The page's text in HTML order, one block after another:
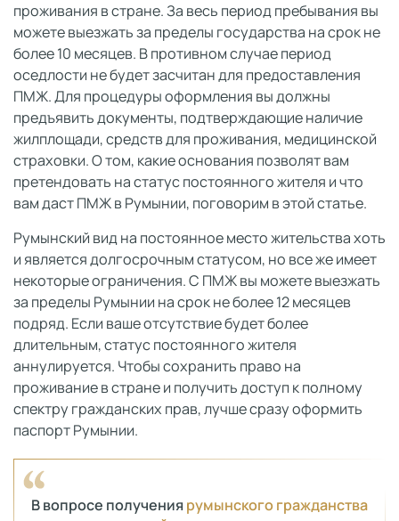
проживания в стране. За весь период пребывания вы
можете выезжать за пределы государства на срок не
более 10 месяцев. В противном случае период
оседлости не будет засчитан для предоставления
ПМЖ. Для процедуры оформления вы должны
предъявить документы, подтверждающие наличие
жилплощади, средств для проживания, медицинской
страховки. О том, какие основания позволят вам
претендовать на статус постоянного жителя и что
вам даст ПМЖ в Румынии, поговорим в этой статье.
Румынский вид на постоянное место жительства хоть
и является долгосрочным статусом, но все же имеет
некоторые ограничения. С ПМЖ вы можете выезжать
за пределы Румынии на срок не более 12 месяцев
подряд. Если ваше отсутствие будет более
длительным, статус постоянного жителя
аннулируется. Чтобы сохранить право на
проживание в стране и получить доступ к полному
спектру гражданских прав, лучше сразу оформить
паспорт Румынии.
В вопросе получениярумынского гражданства